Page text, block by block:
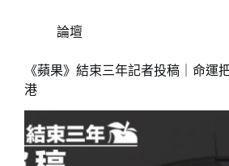
論壇
《蘋果》結束三年記者投稿｜命運
港